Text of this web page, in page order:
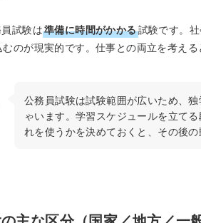
試験は準備に時間がかかる試験です。
のが現実的です。仕事との両立を考える
公務員試験は試験範囲が広いため、
ゃいます。学習スケジュールを立て
れを使うかを決めておくと、その後の